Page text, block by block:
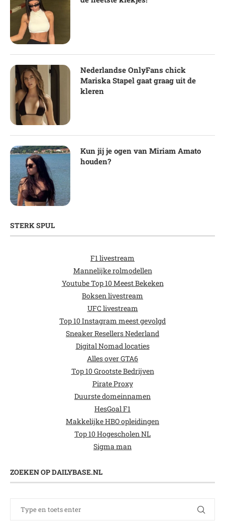
Nederlandse OnlyFans chick
Mariska Stapel gaat graag uit de
kleren
Kun jij je ogen van Miriam Amato
houden?
STERK SPUL
F1 livestream
Mannelijke rolmodellen
Youtube Top 10 Meest Bekeken
Boksen livestream
UFC livestream
Top 10 Instagram meest gevolgd
Sneaker Resellers Nederland
Digital Nomad locaties
Alles over GTA6
Top 10 Grootste Bedrijven
Pirate Proxy
Duurste domeinnamen
HesGoal F1
Makkelijke HBO opleidingen
Top 10 Hogescholen NL
Sigma man
ZOEKEN OP DAILYBASE.NL